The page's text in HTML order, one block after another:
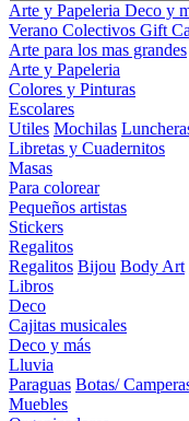
Arte y Papeleria Deco y
Verano Colectivos Gift
Arte para los mas grandes
Arte y Papeleria
Colores y Pinturas
Escolares
Utiles Mochilas
Libretas y Cuadernitos
Masas
Para colorear
Pequeños artistas
Stickers
Regalitos
Regalitos Bijou Body Art
Libros
Deco
Cajitas musicales
Deco y más
Lluvia
Paraguas Botas/
Muebles